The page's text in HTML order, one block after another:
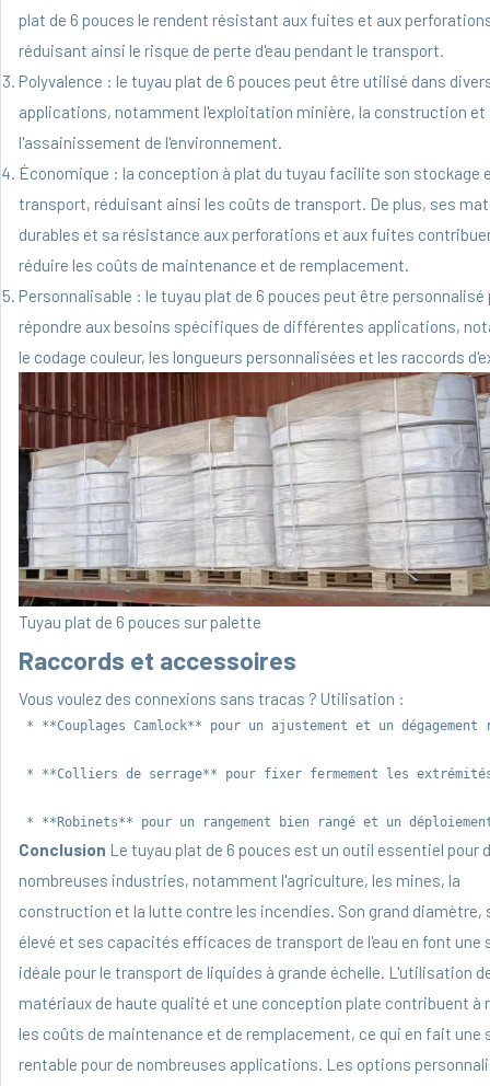
plat de 6 pouces le rendent résistant aux fuites et aux
réduisant ainsi le risque de perte d'eau pendant le transport.
Polyvalence : le tuyau plat de 6 pouces peut être utilisé dans
applications, notamment l'exploitation minière, la construction et
l'assainissement de l'environnement.
Économique : la conception à plat du tuyau facilite son stockage
transport, réduisant ainsi les coûts de transport. De plus, ses
durables et sa résistance aux perforations et aux fuites
réduire les coûts de maintenance et de remplacement.
Personnalisable : le tuyau plat de 6 pouces peut être personnalisé
répondre aux besoins spécifiques de différentes applications,
le codage couleur, les longueurs personnalisées et les raccords
Tuyau plat de 6 pouces sur palette
Raccords et accessoires
Vous voulez des connexions sans tracas ? Utilisation :
* **Couplages Camlock** pour un ajustement et un dégagement
* **Colliers de serrage** pour fixer fermement les
Conclusion Le tuyau plat de 6 pouces est un outil essentiel pour
nombreuses industries, notamment l'agriculture, les mines, la
construction et la lutte contre les incendies. Son grand diamètre,
élevé et ses capacités efficaces de transport de l'eau en font une
idéale pour le transport de liquides à grande échelle. L'utilisation
matériaux de haute qualité et une conception plate contribuent à
les coûts de maintenance et de remplacement, ce qui en fait une
rentable pour de nombreuses applications. Les options